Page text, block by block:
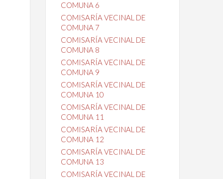
COMUNA 6
COMISARÍA VECINAL DE
COMUNA 7
COMISARÍA VECINAL DE
COMUNA 8
COMISARÍA VECINAL DE
COMUNA 9
COMISARÍA VECINAL DE
COMUNA 10
COMISARÍA VECINAL DE
COMUNA 11
COMISARÍA VECINAL DE
COMUNA 12
COMISARÍA VECINAL DE
COMUNA 13
COMISARÍA VECINAL DE